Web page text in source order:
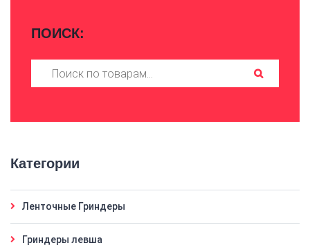
ПОИСК:
Искать:
Категории
Ленточные Гриндеры
Гриндеры левша